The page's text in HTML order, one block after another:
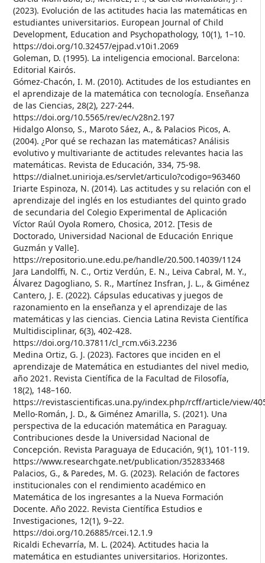
(2023). Evolución de las actitudes hacia las matemáticas en
estudiantes universitarios. European Journal of Child
Development, Education and Psychopathology, 10(1), 1–10.
https://doi.org/10.32457/ejpad.v10i1.2069
Goleman, D. (1995). La inteligencia emocional. Barcelona:
Editorial Kairós.
Gómez-Chacón, I. M. (2010). Actitudes de los estudiantes en
el aprendizaje de la matemática con tecnología. Enseñanza
de las Ciencias, 28(2), 227-244.
https://doi.org/10.5565/rev/ec/v28n2.197
Hidalgo Alonso, S., Maroto Sáez, A., & Palacios Picos, A.
(2004). ¿Por qué se rechazan las matemáticas? Análisis
evolutivo y multivariante de actitudes relevantes hacia las
matemáticas. Revista de Educación, 334, 75-98.
https://dialnet.unirioja.es/servlet/articulo?codigo=963460
Iriarte Espinoza, N. (2014). Las actitudes y su relación con el
aprendizaje del inglés en los estudiantes del quinto grado
de secundaria del Colegio Experimental de Aplicación
Víctor Raúl Oyola Romero, Chosica, 2012. [Tesis de
Doctorado, Universidad Nacional de Educación Enrique
Guzmán y Valle].
https://repositorio.une.edu.pe/handle/20.500.14039/1124
Jara Landolffi, N. C., Ortiz Verdún, E. N., Leiva Cabral, M. Y.,
Álvarez Dagogliano, S. R., Martínez Insfran, J. L., & Giménez
Cantero, J. E. (2022). Cápsulas educativas y juegos de
razonamiento en la enseñanza y el aprendizaje de las
matemáticas y las ciencias. Ciencia Latina Revista Científica
Multidisciplinar, 6(3), 402-428.
https://doi.org/10.37811/cl_rcm.v6i3.2236
Medina Ortiz, G. J. (2023). Factores que inciden en el
aprendizaje de Matemática en estudiantes del nivel medio,
año 2021. Revista Científica de la Facultad de Filosofía,
18(2), 148–160.
https://revistascientificas.una.py/index.php/rcff/article/view/
Mello-Román, J. D., & Giménez Amarilla, S. (2021). Una
perspectiva de la educación matemática en Paraguay.
Contribuciones desde la Universidad Nacional de
Concepción. Revista Paraguaya de Educación, 9(1), 101-119.
https://www.researchgate.net/publication/352833468
Palacios, G., & Paredes, M. G. (2023). Relación de factores
institucionales con el rendimiento académico en
Matemática de los ingresantes a la Nueva Formación
Docente. Año 2022. Revista Científica Estudios e
Investigaciones, 12(1), 9–22.
https://doi.org/10.26885/rcei.12.1.9
Ricaldi Echevarría, M. L. (2024). Actitudes hacia la
matemática en estudiantes universitarios. Horizontes.